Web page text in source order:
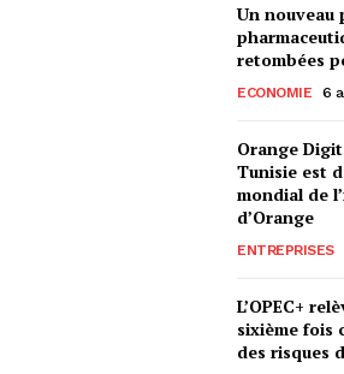
Un nouveau
retombées
ECONOMIE 6
Orange
Tunisie est
mondial de
d’Orange
ENTREPRISES
L’OPEC+
sixième fois
des risques